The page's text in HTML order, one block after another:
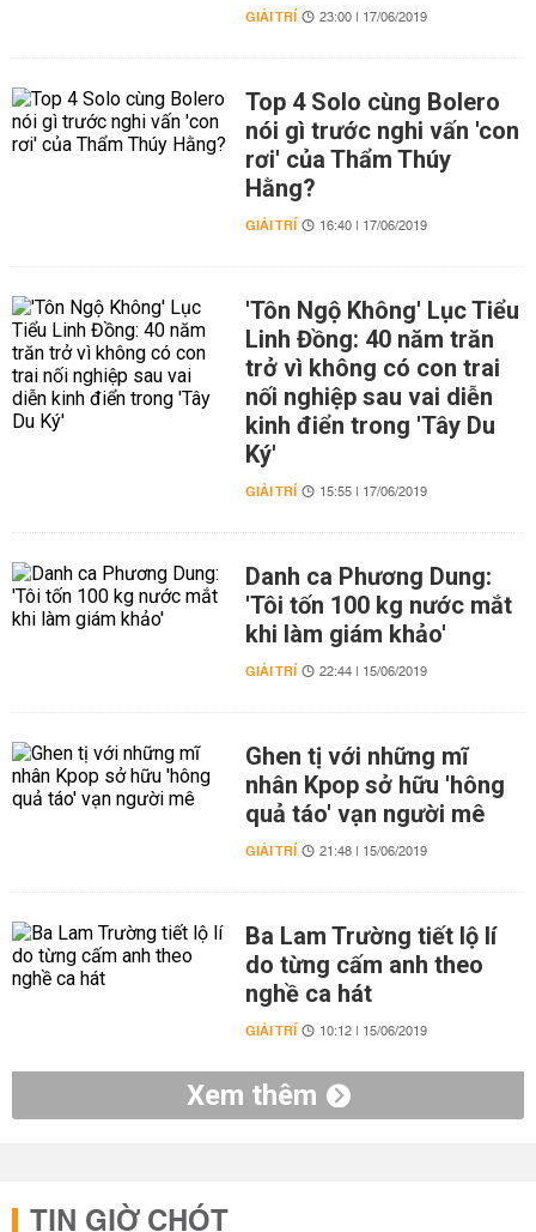
GIẢI TRÍ 23:00 | 17/06/2019
Top 4 Solo cùng Bolero
nói gì trước nghi vấn 'con
rơi' của Thẩm Thúy
Hằng?
GIẢI TRÍ 16:40 | 17/06/2019
'Tôn Ngộ Không' Lục Tiểu
Linh Đồng: 40 năm trăn
trở vì không có con trai
nối nghiệp sau vai diễn
kinh điển trong 'Tây Du
Ký'
GIẢI TRÍ 15:55 | 17/06/2019
Danh ca Phương Dung:
'Tôi tốn 100 kg nước mắt
khi làm giám khảo'
GIẢI TRÍ 22:44 | 15/06/2019
Ghen tị với những mĩ
nhân Kpop sở hữu 'hông
quả táo' vạn người mê
GIẢI TRÍ 21:48 | 15/06/2019
Ba Lam Trường tiết lộ lí
do từng cấm anh theo
nghề ca hát
GIẢI TRÍ 10:12 | 15/06/2019
Xem thêm